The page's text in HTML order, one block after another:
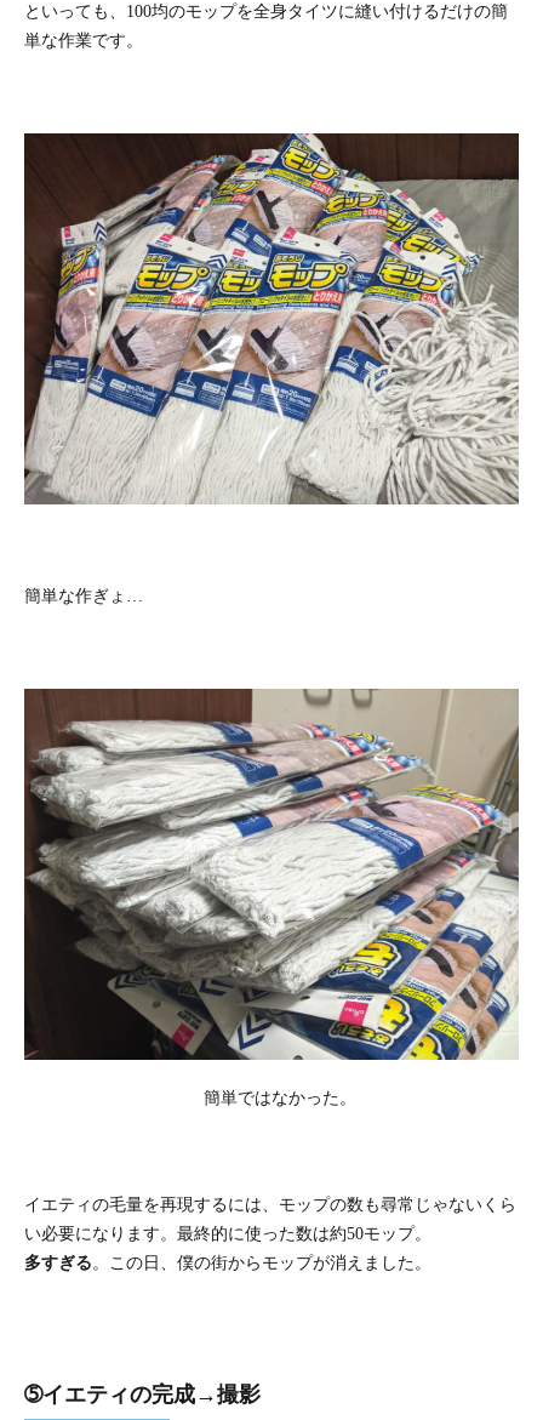
といっても、100均のモップを全身タイツに縫い付けるだけの簡
単な作業です。
簡単な作ぎょ…
簡単ではなかった。
イエティの毛量を再現するには、モップの数も尋常じゃないくら
い必要になります。最終的に使った数は約50モップ。
多すぎる 。この日、僕の街からモップが消えました。
➄イエティの完成→撮影